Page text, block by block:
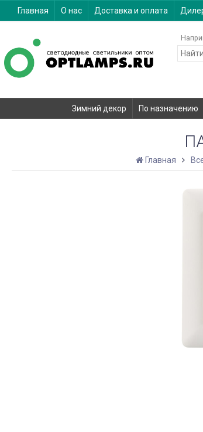
Главная О нас Доставка и оплата
Зимний декор По назначению
Главная